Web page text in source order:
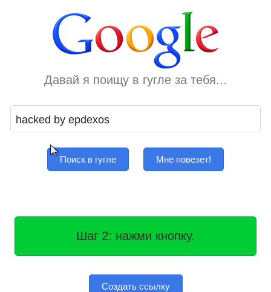
Давай я поищу в гугле за тебя...
Поиск в гугле Мне повезет!
Шаг 2: нажми кнопку.
Создать ссылку